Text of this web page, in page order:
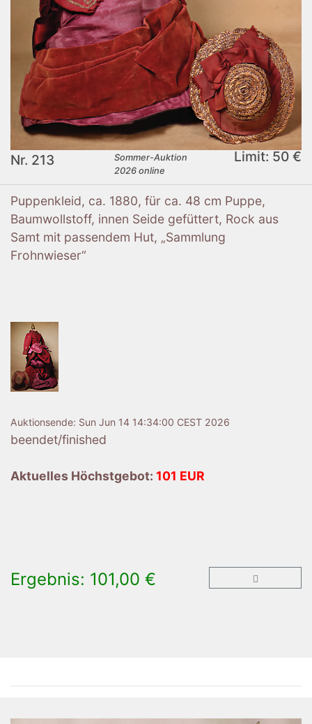
Nr. 213
Sommer-Auktion
2026 online
Limit: 50 €
Puppenkleid, ca. 1880, für ca. 48 cm Puppe,
Baumwollstoff, innen Seide gefüttert, Rock aus
Samt mit passendem Hut, „Sammlung
Frohnwieser“
Auktionsende: Sun Jun 14 14:34:00 CEST 2026
beendet/finished
Aktuelles Höchstgebot: 101 EUR
Ergebnis: 101,00 €